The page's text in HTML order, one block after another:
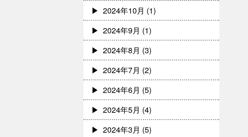
2024年10月 (1)
2024年9月 (1)
2024年8月 (3)
2024年7月 (2)
2024年6月 (5)
2024年5月 (4)
2024年3月 (5)